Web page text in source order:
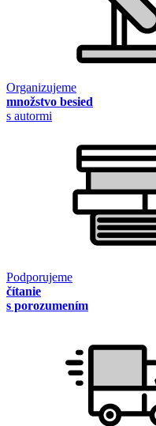
Organizujeme
množstvo besied
s autormi
Podporujeme
čítanie
s porozumením